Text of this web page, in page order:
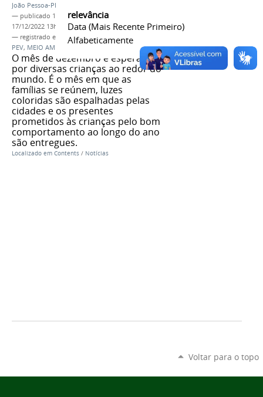
relevância
Data (mais Recente Primeiro)
Alfabeticamente
João Pessoa-PB)
— publicado 17/12/2022—última modificação
17/12/2022 13h10
— registrado em:
REES ESF ,TREE RECLICLAGEM
PEV, MEIO AMBIENTE
O mês de dezembro é esperado
por diversas crianças ao redor do
mundo. É o mês em que as
famílias se reúnem, luzes
coloridas são espalhadas pelas
cidades e os presentes
prometidos às crianças pelo bom
comportamento ao longo do ano
são entregues.
Localizado em Contents / Notícias
Voltar para o topo